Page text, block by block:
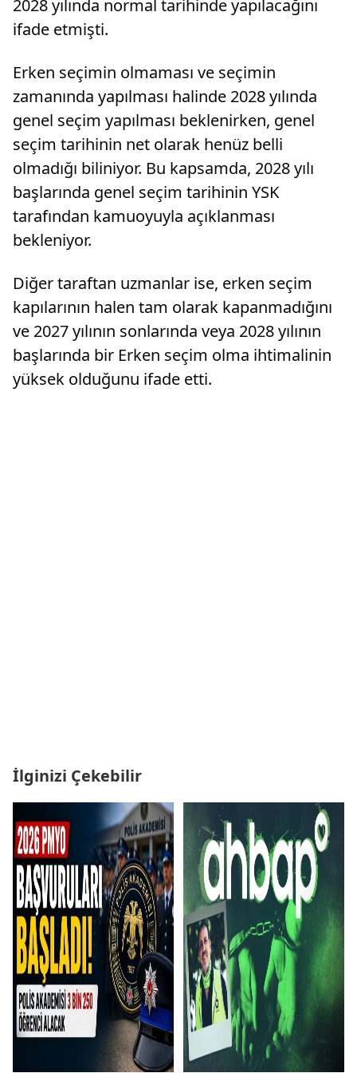
2028 yılında normal tarihinde yapılacağını
ifade etmişti.
Erken seçimin olmaması ve seçimin
zamanında yapılması halinde 2028 yılında
genel seçim yapılması beklenirken, genel
seçim tarihinin net olarak henüz belli
olmadığı biliniyor. Bu kapsamda, 2028 yılı
başlarında genel seçim tarihinin YSK
tarafından kamuoyuyla açıklanması
bekleniyor.
Diğer taraftan uzmanlar ise, erken seçim
kapılarının halen tam olarak kapanmadığını
ve 2027 yılının sonlarında veya 2028 yılının
başlarında bir Erken seçim olma ihtimalinin
yüksek olduğunu ifade etti.
İlginizi Çekebilir